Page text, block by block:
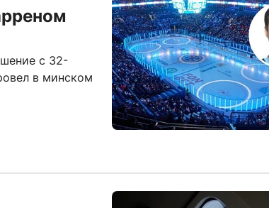
с 32-
в минском